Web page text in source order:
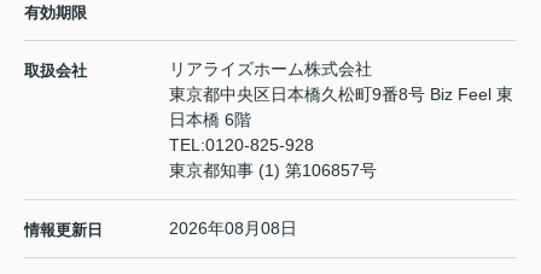
有効期限
取扱会社
リアライズホーム株式会社
東京都中央区日本橋久松町9番8号 Biz Feel 東
日本橋 6階
TEL:0120-825-928
東京都知事 (1) 第106857号
情報更新日 2026年08月08日